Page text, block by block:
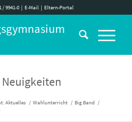
/ 9941-0| E-Mail| Eltern-Portal
Aktuelles / Wahlunterricht / Big Band /